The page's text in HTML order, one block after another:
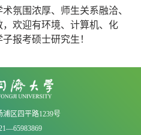
氛围浓厚、师生关系融洽、
欢迎有环境、计算机、化
报考硕士研究生！
区四平路1239号